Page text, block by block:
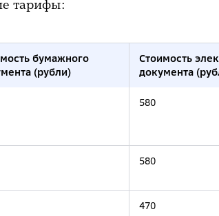
тарифы:
бумажного
(рубли)
Стоимость
документа
580
580
470